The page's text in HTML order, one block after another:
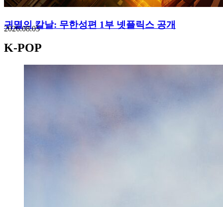
귀멸의 칼날: 무한성편 1부 넷플릭스 공개
2026.08.05
K-POP